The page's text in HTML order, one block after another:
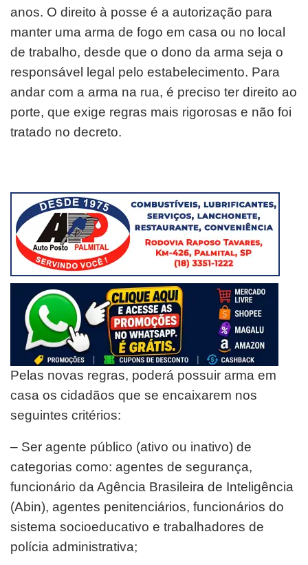
anos. O direito à posse é a autorização para
manter uma arma de fogo em casa ou no local
de trabalho, desde que o dono da arma seja o
responsável legal pelo estabelecimento. Para
andar com a arma na rua, é preciso ter direito ao
porte, que exige regras mais rigorosas e não foi
tratado no decreto.
Pelas novas regras, poderá possuir arma em
casa os cidadãos que se encaixarem nos
seguintes critérios:
– Ser agente público (ativo ou inativo) de
categorias como: agentes de segurança,
funcionário da Agência Brasileira de Inteligência
(Abin), agentes penitenciários, funcionários do
sistema socioeducativo e trabalhadores de
polícia administrativa;